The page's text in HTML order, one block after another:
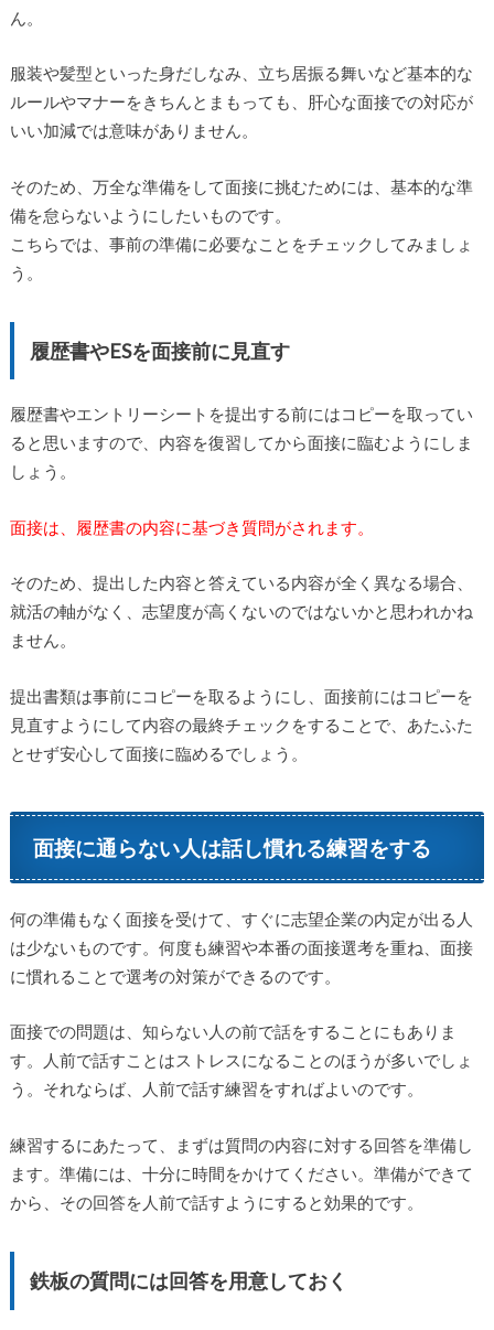
ん。
服装や髪型といった身だしなみ、立ち居振る舞いなど基本的な
ルールやマナーをきちんとまもっても、肝心な面接での対応が
いい加減では意味がありません。
そのため、万全な準備をして面接に挑むためには、基本的な準
備を怠らないようにしたいものです。
こちらでは、事前の準備に必要なことをチェックしてみましょ
う。
履歴書やESを面接前に見直す
履歴書やエントリーシートを提出する前にはコピーを取ってい
ると思いますので、内容を復習してから面接に臨むようにしま
しょう。
面接は、履歴書の内容に基づき質問がされます。
そのため、提出した内容と答えている内容が全く異なる場合、
就活の軸がなく、志望度が高くないのではないかと思われかね
ません。
提出書類は事前にコピーを取るようにし、面接前にはコピーを
見直すようにして内容の最終チェックをすることで、あたふた
とせず安心して面接に臨めるでしょう。
面接に通らない人は話し慣れる練習をする
何の準備もなく面接を受けて、すぐに志望企業の内定が出る人
は少ないものです。何度も練習や本番の面接選考を重ね、面接
に慣れることで選考の対策ができるのです。
面接での問題は、知らない人の前で話をすることにもありま
す。人前で話すことはストレスになることのほうが多いでしょ
う。それならば、人前で話す練習をすればよいのです。
練習するにあたって、まずは質問の内容に対する回答を準備し
ます。準備には、十分に時間をかけてください。準備ができて
から、その回答を人前で話すようにすると効果的です。
鉄板の質問には回答を用意しておく